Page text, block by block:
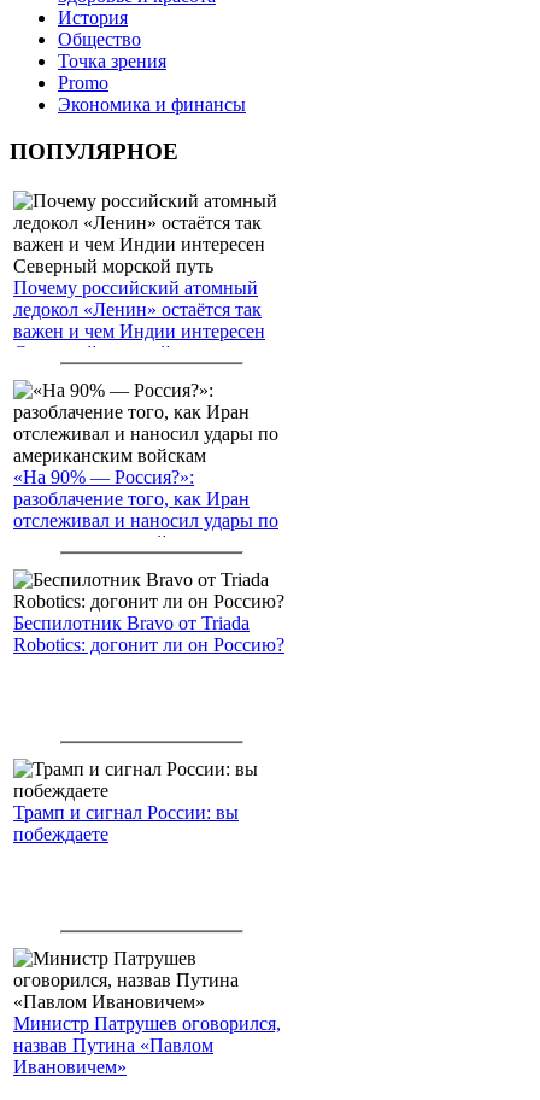
История
Общество
Точка зрения
Promo
Экономика и финансы
ПОПУЛЯРНОЕ
Почему российский атомный
ледокол «Ленин» остаётся так
важен и чем Индии интересен
Северный морской путь
«На 90% — Россия?»:
разоблачение того, как Иран
отслеживал и наносил удары по
американским войскам
Беспилотник Bravo от Triada
Robotics: догонит ли он Россию?
Трамп и сигнал России: вы
побеждаете
Министр Патрушев оговорился,
назвав Путина «Павлом
Ивановичем»